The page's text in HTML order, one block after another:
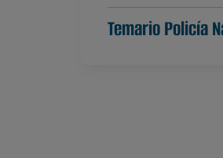
Temario Policía